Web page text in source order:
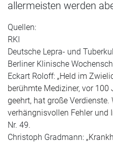
allermeisten werden
Quellen:
RKI
Deutsche Lepra- und
Berliner Klinische
Eckart Roloff: „Held im
berühmte Mediziner, vor
geehrt, hat große
verhängnisvollen Fehler und
Nr. 49.
Christoph Gradmann: „